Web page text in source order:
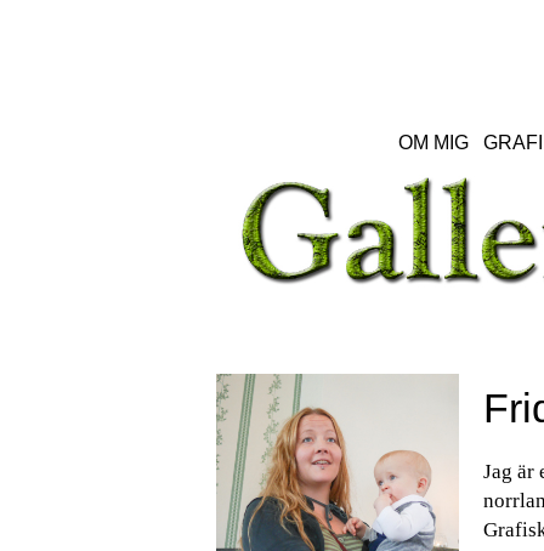
OM MIG
Jag är